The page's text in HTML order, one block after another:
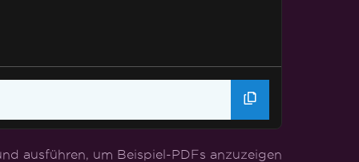
ausführen, um Beispiel-PDFs anzuzeigen